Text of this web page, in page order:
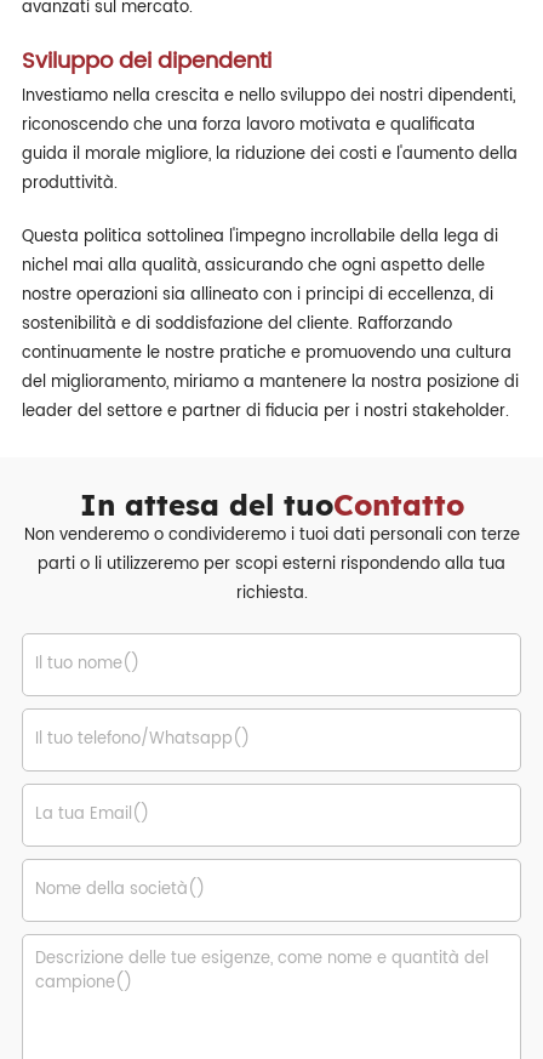
avanzati sul mercato.
Sviluppo dei dipendenti
Investiamo nella crescita e nello sviluppo dei nostri dipendenti,
riconoscendo che una forza lavoro motivata e qualificata
guida il morale migliore, la riduzione dei costi e l'aumento della
produttività.
Questa politica sottolinea l'impegno incrollabile della lega di
nichel mai alla qualità, assicurando che ogni aspetto delle
nostre operazioni sia allineato con i principi di eccellenza, di
sostenibilità e di soddisfazione del cliente. Rafforzando
continuamente le nostre pratiche e promuovendo una cultura
del miglioramento, miriamo a mantenere la nostra posizione di
leader del settore e partner di fiducia per i nostri stakeholder.
In attesa del tuoContatto
Non venderemo o condivideremo i tuoi dati personali con terze
parti o li utilizzeremo per scopi esterni rispondendo alla tua
richiesta.